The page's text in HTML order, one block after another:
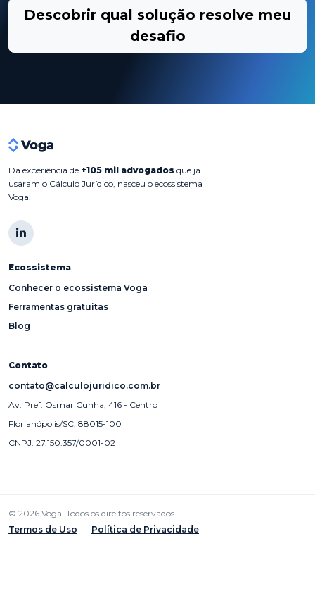
Descobrir qual solução resolve meu
desafio
Da experiência de +105 mil advogados que já
usaram o Cálculo Jurídico, nasceu o ecossistema
Voga.
Ecossistema
Conhecer o ecossistema Voga
Ferramentas gratuitas
Blog
Contato
contato@calculojuridico.com.br
Av. Pref. Osmar Cunha, 416 - Centro
Florianópolis/SC, 88015-100
CNPJ: 27.150.357/0001-02
© 2026 Voga. Todos os direitos reservados.
Termos de Uso
Política de Privacidade